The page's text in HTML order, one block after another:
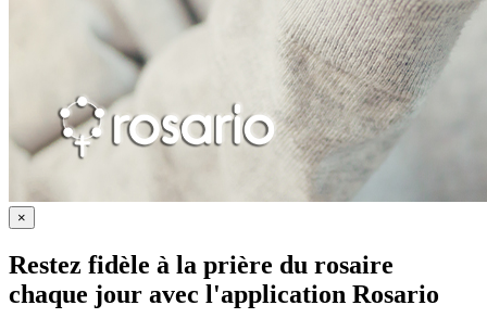
×
Restez fidèle à la prière du rosaire
chaque jour avec l'application Rosario